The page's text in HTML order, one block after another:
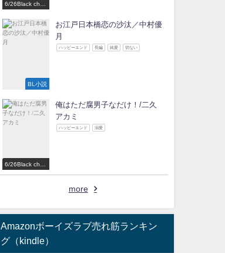
6/26Black choc
加作家
BL小説
お江戸日本橋恋の沙汰／中村優
月
ハッピーエンド 長編 純愛 切ない
6/26Black choc
olate Love 参
俺はただ腐男子なだけ！/二久
アカミ
ハッピーエンド 溺愛
more
Amazonボーイズラブ売れ筋ランキン
グ（kindle）